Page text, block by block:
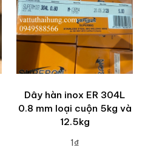
Dây hàn inox ER 304L
0.8 mm loại cuộn 5kg và
12.5kg
1₫